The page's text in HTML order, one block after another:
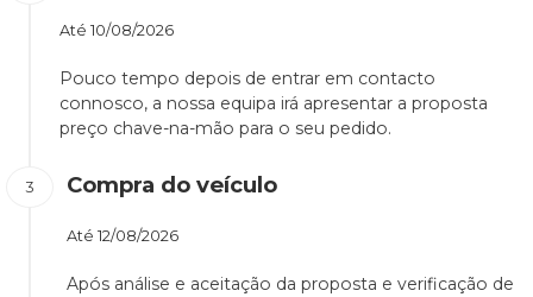
Até 10/08/2026
Pouco tempo depois de entrar em contacto
connosco, a nossa equipa irá apresentar a proposta
preço chave-na-mão para o seu pedido.
Compra do veículo
Até 12/08/2026
Após análise e aceitação da proposta e verificação de